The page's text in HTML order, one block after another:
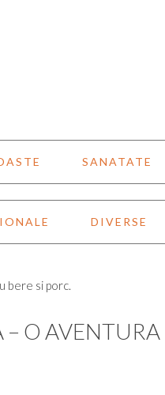
SANATATE
DIVERSE
bere si porc.
– O AVENTURA